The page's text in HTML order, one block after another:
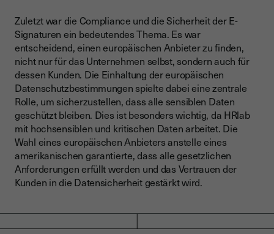
Zuletzt war die Compliance und die Sicherheit der E-
Signaturen ein bedeutendes Thema. Es war
entscheidend, einen europäischen Anbieter zu finden,
nicht nur für das Unternehmen selbst, sondern auch für
dessen Kunden. Die Einhaltung der europäischen
Datenschutzbestimmungen spielte dabei eine zentrale
Rolle, um sicherzustellen, dass alle sensiblen Daten
geschützt bleiben. Dies ist besonders wichtig, da HRlab
mit hochsensiblen und kritischen Daten arbeitet. Die
Wahl eines europäischen Anbieters anstelle eines
amerikanischen garantierte, dass alle gesetzlichen
Anforderungen erfüllt werden und das Vertrauen der
Kunden in die Datensicherheit gestärkt wird.